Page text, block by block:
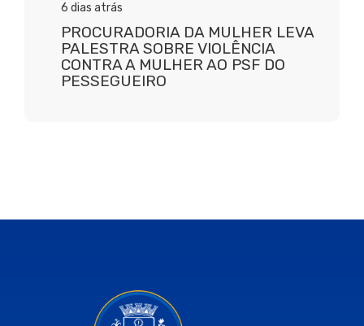
6 dias atrás
PROCURADORIA DA MULHER LEVA
PALESTRA SOBRE VIOLÊNCIA
CONTRA A MULHER AO PSF DO
PESSEGUEIRO